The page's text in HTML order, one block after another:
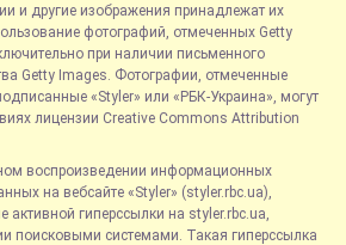
и другие изображения принадлежат их
фотографий, отмеченных Getty
при наличии письменного
Getty Images. Фотографии, отмеченные
«Styler» или «РБК-Украина», могут
лицензии Creative Commons Attribution
воспроизведении информационных
на вебсайте «Styler» (styler.rbc.ua),
активной гиперссылки на styler.rbc.ua,
поисковыми системами. Такая гиперссылка